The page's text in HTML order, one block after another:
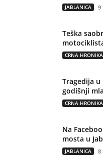
JABLANICA 9
Teška
CRNA HRONIKA
Tragedija
godišnji
CRNA HRONIKA
Na
mosta u
JABLANICA 8